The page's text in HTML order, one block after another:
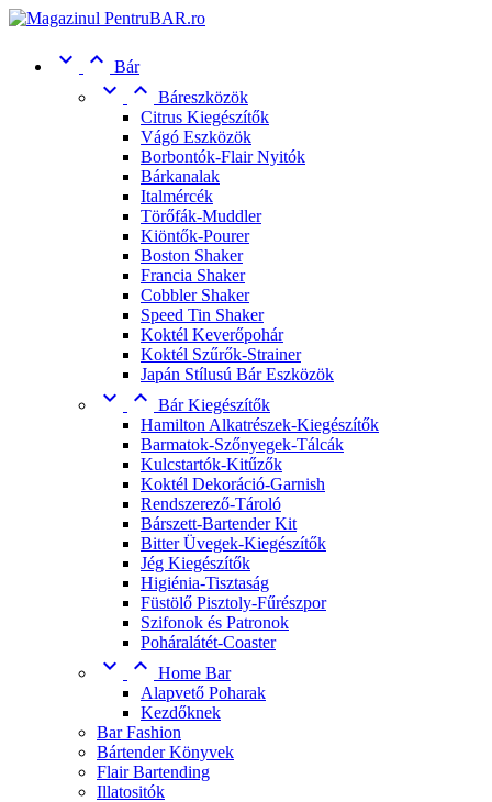
  Bár
  Báreszközök
Citrus Kiegészítők
Vágó Eszközök
Borbontók-Flair Nyitók
Bárkanalak
Italmércék
Törőfák-Muddler
Kiöntők-Pourer
Boston Shaker
Francia Shaker
Cobbler Shaker
Speed Tin Shaker
Koktél Keverőpohár
Koktél Szűrők-Strainer
Japán Stílusú Bár Eszközök
  Bár Kiegészítők
Hamilton Alkatrészek-Kiegészítők
Barmatok-Szőnyegek-Tálcák
Kulcstartók-Kitűzők
Koktél Dekoráció-Garnish
Rendszerező-Tároló
Bárszett-Bartender Kit
Bitter Üvegek-Kiegészítők
Jég Kiegészítők
Higiénia-Tisztaság
Füstölő Pisztoly-Fűrészpor
Szifonok és Patronok
Poháralátét-Coaster
  Home Bar
Alapvető Poharak
Kezdőknek
Bar Fashion
Bártender Könyvek
Flair Bartending
Illatositók